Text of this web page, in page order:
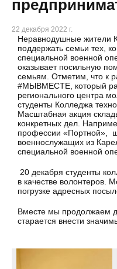
22 декабря 2022 г.
Неравнодушные жители
поддержать семьи тех,
специальной военной
оказывает посильную
семьям. Отметим, что к
#МЫВМЕСТЕ, который
регионального центра
студенты Колледжа
Масштабная акция
конкретных дел.
профессии «Портной»,
военнослужащих из
специальной военной
20 декабря студенты
в качестве волонтеров.
погрузке адресных
Вместе мы продолжаем
старается внести